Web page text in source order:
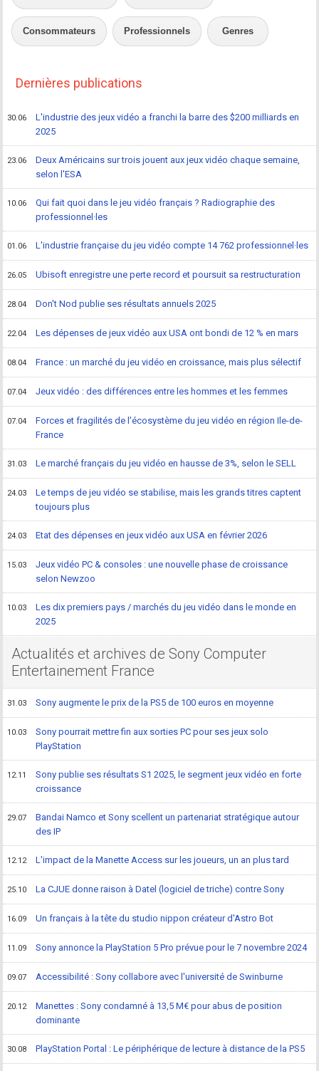
Consommateurs Professionnels Genres
Dernières publications
30.06
L'industrie des jeux vidéo a franchi la barre des $200 milliards en
2025
23.06
Deux Américains sur trois jouent aux jeux vidéo chaque semaine,
selon l'ESA
10.06
Qui fait quoi dans le jeu vidéo français ? Radiographie des
professionnel·les
01.06 L'industrie française du jeu vidéo compte 14 762 professionnel·les
26.05 Ubisoft enregistre une perte record et poursuit sa restructuration
28.04 Don't Nod publie ses résultats annuels 2025
22.04 Les dépenses de jeux vidéo aux USA ont bondi de 12 % en mars
08.04 France : un marché du jeu vidéo en croissance, mais plus sélectif
07.04 Jeux vidéo : des différences entre les hommes et les femmes
07.04
Forces et fragilités de l'écosystème du jeu vidéo en région Ile-de-
France
31.03 Le marché français du jeu vidéo en hausse de 3%, selon le SELL
24.03
Le temps de jeu vidéo se stabilise, mais les grands titres captent
toujours plus
24.03 Etat des dépenses en jeux vidéo aux USA en février 2026
15.03
Jeux vidéo PC & consoles : une nouvelle phase de croissance
selon Newzoo
10.03
Les dix premiers pays / marchés du jeu vidéo dans le monde en
2025
Actualités et archives de Sony Computer
Entertainement France
31.03 Sony augmente le prix de la PS5 de 100 euros en moyenne
10.03
Sony pourrait mettre fin aux sorties PC pour ses jeux solo
PlayStation
12.11
Sony publie ses résultats S1 2025, le segment jeux vidéo en forte
croissance
29.07
Bandai Namco et Sony scellent un partenariat stratégique autour
des IP
12.12 L'impact de la Manette Access sur les joueurs, un an plus tard
25.10 La CJUE donne raison à Datel (logiciel de triche) contre Sony
16.09 Un français à la tête du studio nippon créateur d'Astro Bot
11.09 Sony annonce la PlayStation 5 Pro prévue pour le 7 novembre 2024
09.07 Accessibilité : Sony collabore avec l'université de Swinburne
20.12
Manettes : Sony condamné à 13,5 M€ pour abus de position
dominante
30.08 PlayStation Portal : Le périphérique de lecture à distance de la PS5